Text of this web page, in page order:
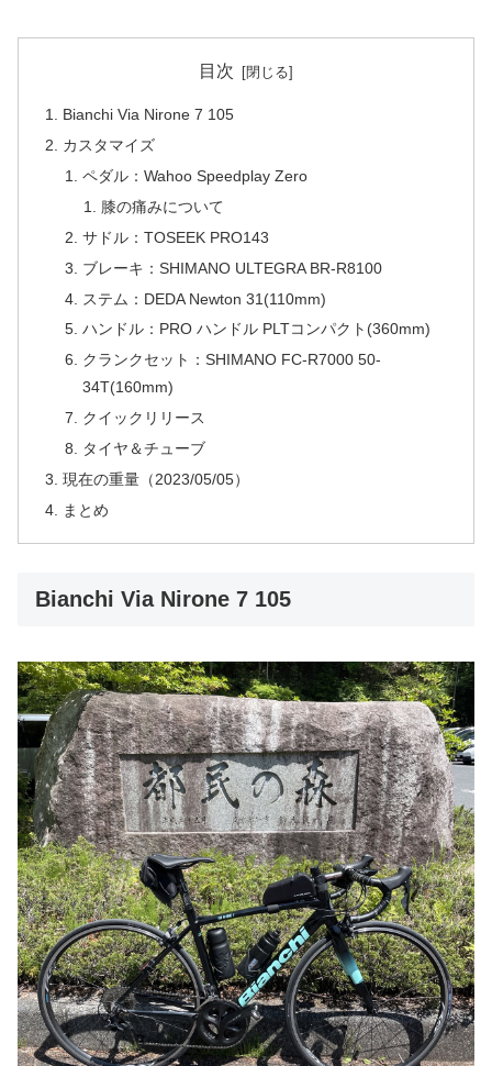
目次
Bianchi Via Nirone 7 105
カスタマイズ
ペダル：Wahoo Speedplay Zero
膝の痛みについて
サドル：TOSEEK PRO143
ブレーキ：SHIMANO ULTEGRA BR-R8100
ステム：DEDA Newton 31(110mm)
ハンドル：PRO ハンドル PLTコンパクト(360mm)
クランクセット：SHIMANO FC-R7000 50-
34T(160mm)
クイックリリース
タイヤ＆チューブ
現在の重量（2023/05/05）
まとめ
Bianchi Via Nirone 7 105